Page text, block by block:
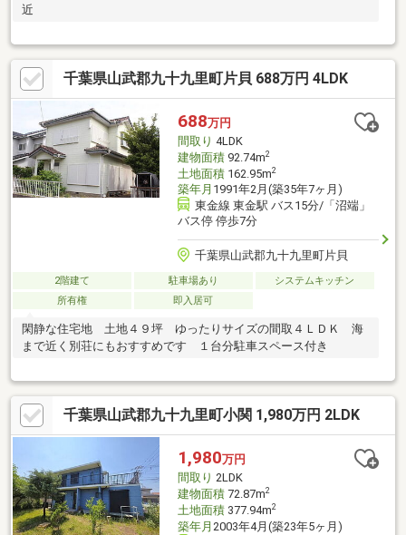
近
千葉県山武郡九十九里町片貝 688万円 4LDK
688万円
間取り 4LDK
建物面積92.74m2
土地面積162.95m2
築年月 1991年2月(築35年7ヶ月)
東金線 東金駅 バス15分/「沼端」
バス停 停歩7分
千葉県山武郡九十九里町片貝
2階建て 駐車場あり
システムキッチン
所有権
即入居可
閑静な住宅地 土地４９坪 ゆったりサイズの間取４ＬＤＫ 海
まで近く別荘にもおすすめです １台分駐車スペース付き
千葉県山武郡九十九里町小関 1,980万円 2LDK
1,980万円
間取り 2LDK
建物面積72.87m2
土地面積377.94m2
築年月 2003年4月(築23年5ヶ月)